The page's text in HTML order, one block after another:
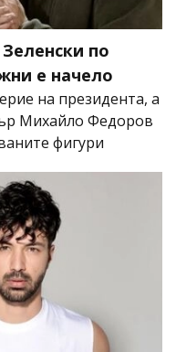
по
е начело
на президента, а
Михайло Федоров
фигури